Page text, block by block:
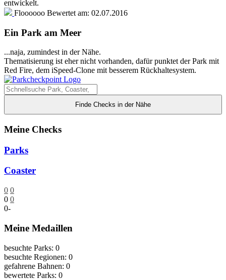
entwickelt.
Floooooo Bewertet am: 02.07.2016
Ein Park am Meer
...naja, zumindest in der Nähe.
Thematisierung ist eher nicht vorhanden, dafür punktet der Park mit
Red Fire, dem iSpeed-Clone mit besserem Rückhaltesystem.
Finde Checks in der Nähe
Meine Checks
Parks
Coaster
0 0
0 0
0-
Meine Medaillen
besuchte Parks: 0
besuchte Regionen: 0
gefahrene Bahnen: 0
bewertete Parks: 0